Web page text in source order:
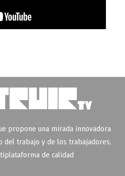
propone una mirada innovadora
del trabajo y de los trabajadores,
de calidad